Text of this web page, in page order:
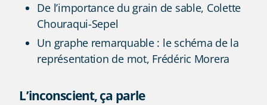
De l’importance du grain de sable, Colette
Chouraqui-Sepel
Un graphe remarquable : le schéma de la
représentation de mot, Frédéric Morera
L’inconscient, ça parle